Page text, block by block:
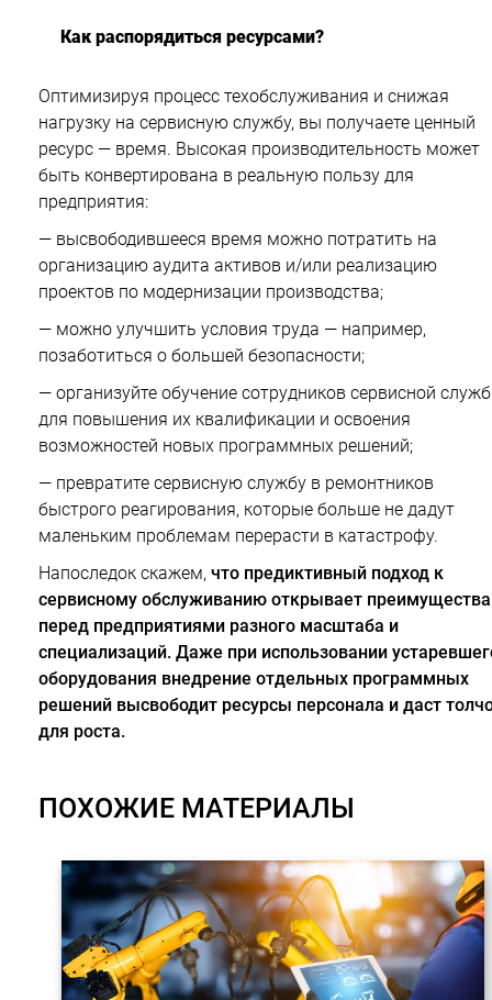
Как распорядиться ресурсами?
Оптимизируя процесс техобслуживания и снижая
нагрузку на сервисную службу, вы получаете ценный
ресурс — время. Высокая производительность может
быть конвертирована в реальную пользу для
предприятия:
— высвободившееся время можно потратить на
организацию аудита активов и/или реализацию
проектов по модернизации производства;
— можно улучшить условия труда — например,
позаботиться о большей безопасности;
— организуйте обучение сотрудников сервисной
для повышения их квалификации и освоения
возможностей новых программных решений;
— превратите сервисную службу в ремонтников
быстрого реагирования, которые больше не дадут
маленьким проблемам перерасти в катастрофу.
Напоследок скажем, что предиктивный подход к
сервисному обслуживанию открывает преимущества
перед предприятиями разного масштаба и
специализаций. Даже при использовании
оборудования внедрение отдельных программных
решений высвободит ресурсы персонала и даст
для роста.
ПОХОЖИЕ МАТЕРИАЛЫ